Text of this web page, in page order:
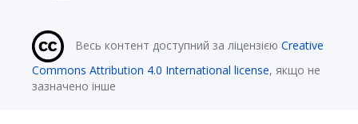
Весь контент доступний за ліцензією Creative
Commons Attribution 4.0 International license, якщо не
зазначено інше